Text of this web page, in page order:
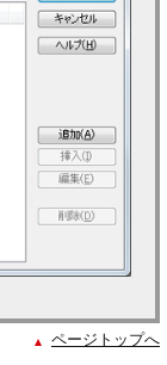
ページトップへ